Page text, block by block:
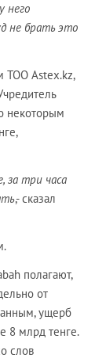
него
не брать это
ТОО Astex.kz,
некоторым
за три часа
,- сказал
полагают,
от
ущерб
8 млрд тенге.
слов